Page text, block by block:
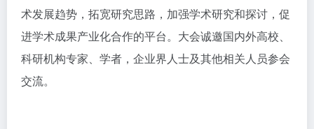
术发展趋势，拓宽研究思路，加强学术研究和探讨，促
进学术成果产业化合作的平台。大会诚邀国内外高校、
科研机构专家、学者，企业界人士及其他相关人员参会
交流。